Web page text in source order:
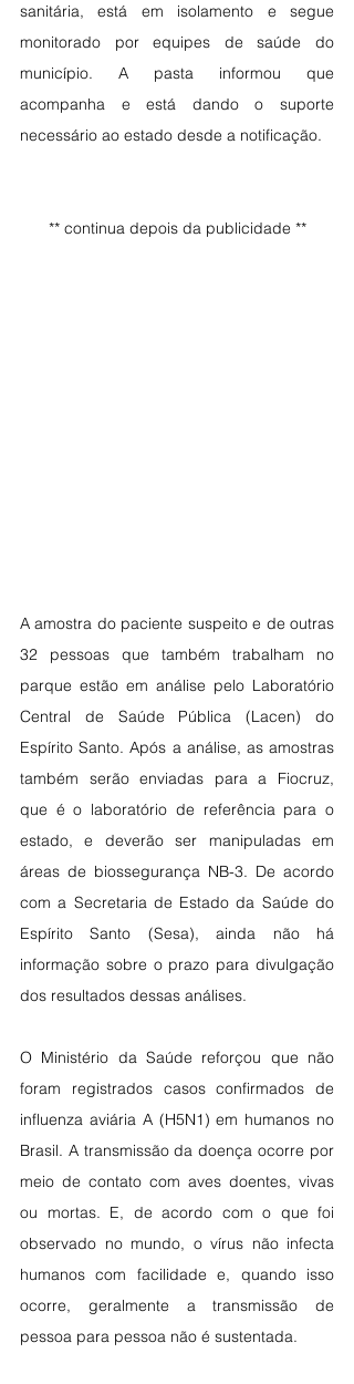
sanitária, está em isolamento e segue
monitorado por equipes de saúde do
município. A pasta informou que
acompanha e está dando o suporte
necessário ao estado desde a notificação.
** continua depois da publicidade **
A amostra do paciente suspeito e de outras
32 pessoas que também trabalham no
parque estão em análise pelo Laboratório
Central de Saúde Pública (Lacen) do
Espírito Santo. Após a análise, as amostras
também serão enviadas para a Fiocruz,
que é o laboratório de referência para o
estado, e deverão ser manipuladas em
áreas de biossegurança NB-3. De acordo
com a Secretaria de Estado da Saúde do
Espírito Santo (Sesa), ainda não há
informação sobre o prazo para divulgação
dos resultados dessas análises.
O Ministério da Saúde reforçou que não
foram registrados casos confirmados de
influenza aviária A (H5N1) em humanos no
Brasil. A transmissão da doença ocorre por
meio de contato com aves doentes, vivas
ou mortas. E, de acordo com o que foi
observado no mundo, o vírus não infecta
humanos com facilidade e, quando isso
ocorre, geralmente a transmissão de
pessoa para pessoa não é sustentada.